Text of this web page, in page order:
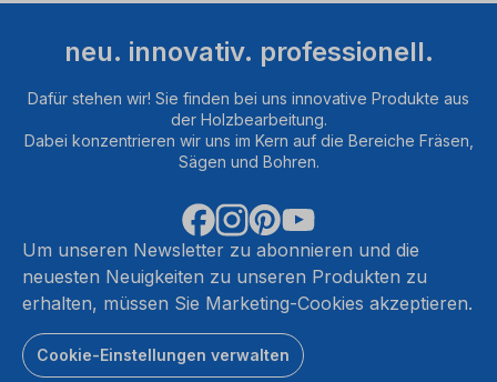
neu. innovativ. professionell.
Dafür stehen wir! Sie finden bei uns innovative Produkte aus
der Holzbearbeitung.
Dabei konzentrieren wir uns im Kern auf die Bereiche Fräsen,
Sägen und Bohren.
Um unseren Newsletter zu abonnieren und die
neuesten Neuigkeiten zu unseren Produkten zu
erhalten, müssen Sie Marketing-Cookies akzeptieren.
Cookie-Einstellungen verwalten